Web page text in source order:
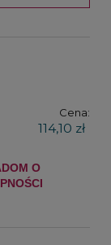
Cena:
114,10 zł
O